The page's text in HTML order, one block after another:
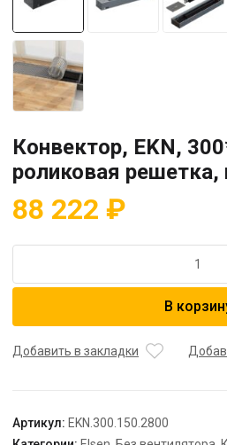
Конвектор, EKN,
роликовая
88 222 ₽
Конвектор,
300*150*2800,
роликовая
В
Добавить в закладки
Артикул: EKN.300.150.2800